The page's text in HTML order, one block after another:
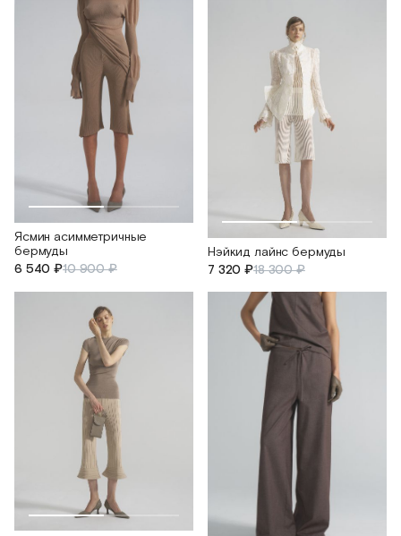
Ясмин асимметричные
бермуды
6 540 ₽10 900 ₽
Нэйкид лайнс бермуды
7 320 ₽18 300 ₽